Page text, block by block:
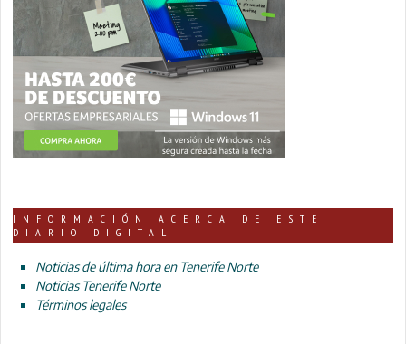
INFORMACIÓN ACERCA DE ESTE
DIARIO DIGITAL
Noticias de última hora en Tenerife Norte
Noticias Tenerife Norte
Términos legales